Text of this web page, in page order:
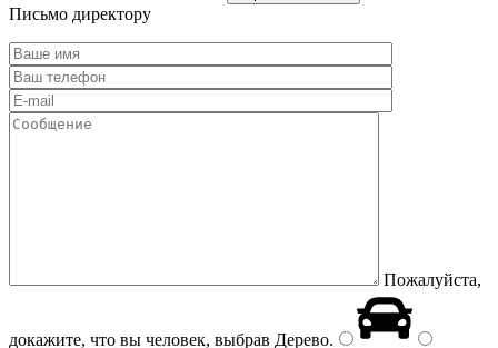
Письмо директору
Пожалуйста,
докажите, что вы человек, выбрав Дерево.